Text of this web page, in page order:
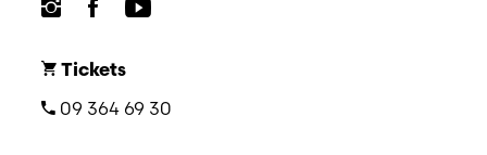
Tickets
09 364 69 30